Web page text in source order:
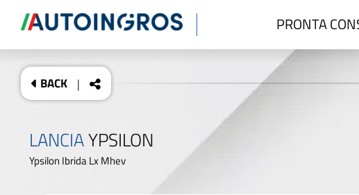
PRONTA
BACK |
LANCIAYPSILON
Ypsilon Ibrida Lx Mhev